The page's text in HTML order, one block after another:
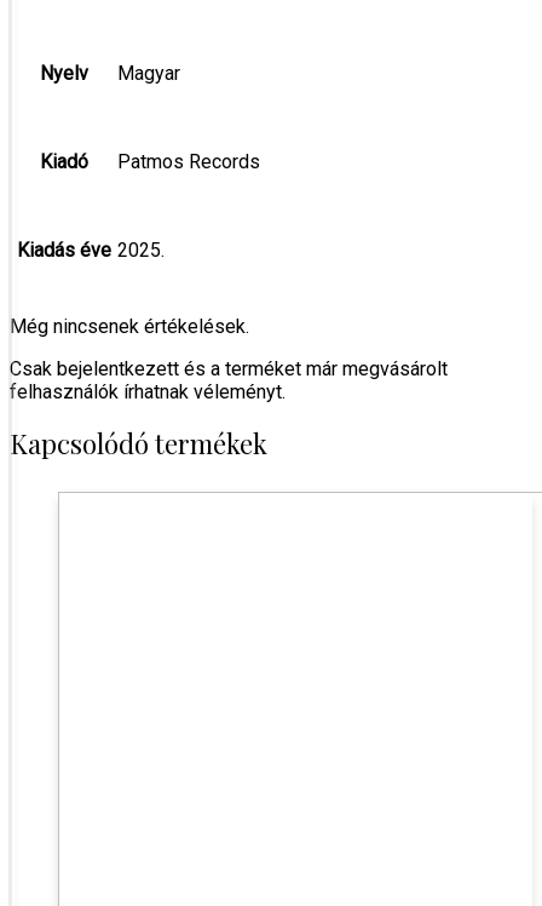
Nyelv Magyar
Kiadó Patmos Records
Kiadás éve 2025.
Még nincsenek értékelések.
Csak bejelentkezett és a terméket már megvásárolt
felhasználók írhatnak véleményt.
Kapcsolódó termékek